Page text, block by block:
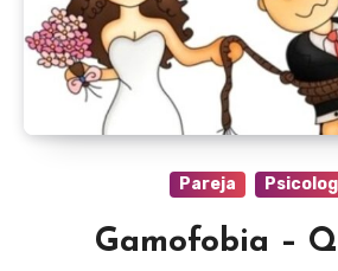
Pareja
Gamofobia –